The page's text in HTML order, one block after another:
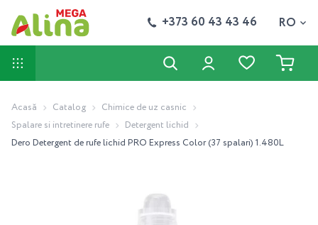
+373 60 43 43 46 RO
Acasă Catalog
Chimice de uz casnic
Spalare si intretinere rufe
Detergent lichid
Dero Detergent de rufe lichid PRO Express Color (37 spalari) 1.480L